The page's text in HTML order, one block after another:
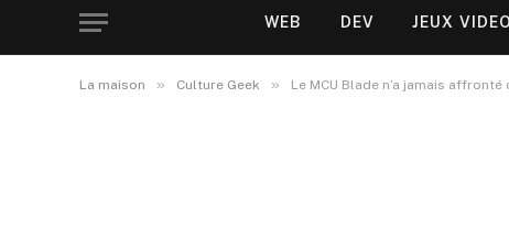
WEB DEV JEUX VIDEO
La maison » Culture Geek » Le MCU Blade n’a jamais